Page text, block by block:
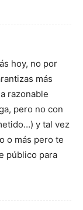
hoy, no por
más
razonable
pero no con
y tal vez
o más pero te
público para